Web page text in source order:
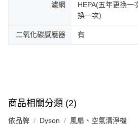
濾網
HEPA(五年更換一
換一次)
二氧化碳感應器 有
商品相關分類 (2)
依品牌 Dyson 風扇、空氣清淨機